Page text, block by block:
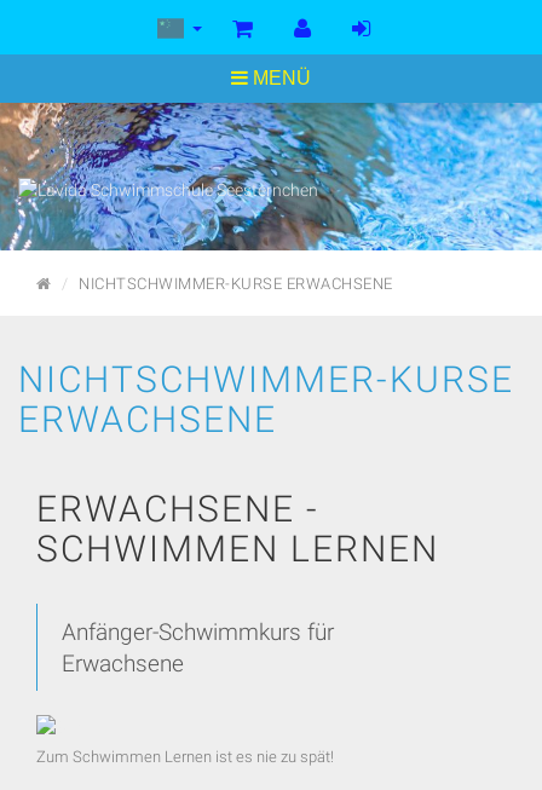
MENÜ
STARTSEITE
NICHTSCHWIMMER-KURSE ERWACHSENE
NICHTSCHWIMMER-KURSE
ERWACHSENE
ERWACHSENE -
SCHWIMMEN LERNEN
Anfänger-Schwimmkurs für
Erwachsene
Zum Schwimmen Lernen ist es nie zu spät!